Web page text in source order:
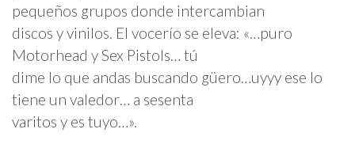
pequeños grupos donde intercambian
discos y vinilos. El vocerío se eleva: «…puro
Motorhead y Sex Pistols… tú
dime lo que andas buscando güero…uyyy ese lo
tiene un valedor… a sesenta
varitos y es tuyo…».